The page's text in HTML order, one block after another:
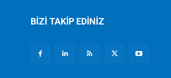
BİZİ TAKİP EDİNİZ